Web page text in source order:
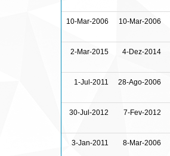
10-Mar-2006 10-Mar-2006
2-Mar-2015 4-Dez-2014
1-Jul-2011 28-Ago-2006
30-Jul-2012 7-Fev-2012
3-Jan-2011 8-Mar-2006